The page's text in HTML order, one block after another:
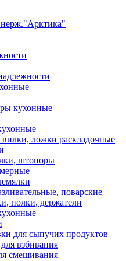
кухонные
ложки раскладочные
штопоры
поварские
полки, держатели
для сыпучих продуктов
взбивания
смешивания